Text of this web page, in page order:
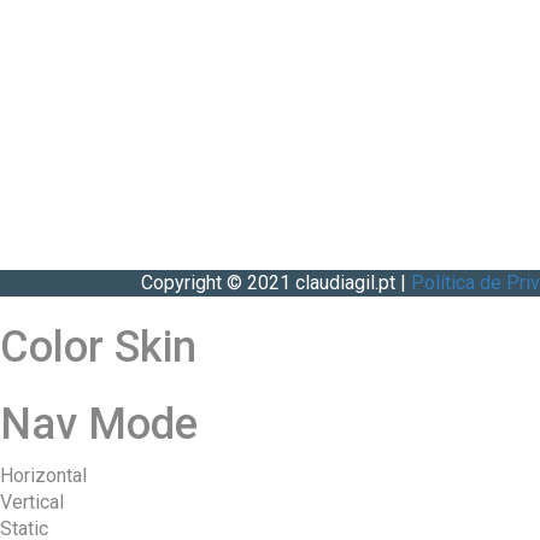
Copyright © 2021 claudiagil.pt | Política de
Color Skin
Nav Mode
Horizontal
Vertical
Static